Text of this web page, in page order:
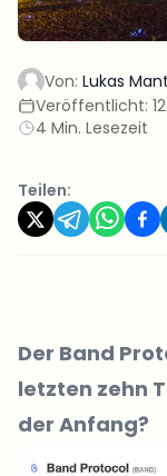
Von: Lukas
Veröffentlicht:
4 Min. Lesezeit
Teilen:
Der Band
letzten zehn
der Anfang?